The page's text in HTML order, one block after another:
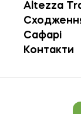
Altezza
Сафарі
Контакти